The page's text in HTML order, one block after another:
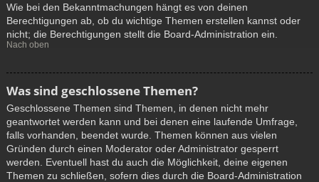
Wie bei den Bekanntmachungen hängt es von deinen
Berechtigungen ab, ob du wichtige Themen erstellen kannst oder
nicht; die Berechtigungen stellt die Board-Administration ein.
Nach oben
Was sind geschlossene Themen?
Geschlossene Themen sind Themen, in denen nicht mehr
geantwortet werden kann und bei denen eine laufende Umfrage,
falls vorhanden, beendet wurde. Themen können aus vielen
Gründen durch einen Moderator oder Administrator gesperrt
werden. Eventuell hast du auch die Möglichkeit, deine eigenen
Themen zu schließen, sofern dies durch die Board-Administration